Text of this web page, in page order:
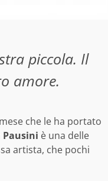
piccola. Il
amore.
che le ha portato
Pausini è una delle
artista, che pochi